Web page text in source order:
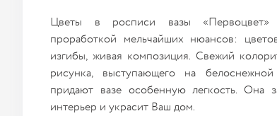
Цветы в росписи вазы «Первоцвет»
проработкой мельчайших нюансов:
изгибы, живая композиция. Свежий
рисунка, выступающего на
придают вазе особенную легкость. Она
интерьер и украсит Ваш дом.